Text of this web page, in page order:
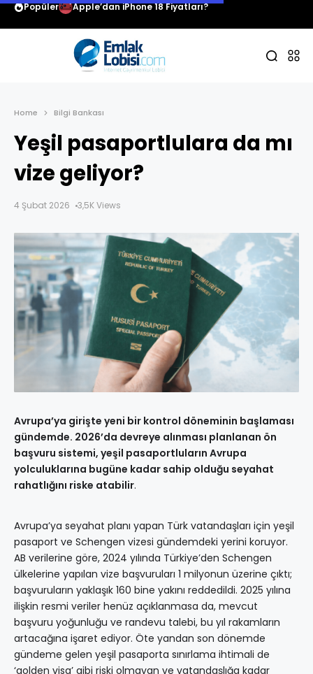
Popüler Apple’dan iPhone 18 Fiyatları?
Home Bilgi Bankası
Yeşil pasaportlulara da mı
vize geliyor?
4 Şubat 2026 3,5K Views
Avrupa’ya girişte yeni bir kontrol döneminin başlaması
gündemde. 2026’da devreye alınması planlanan ön
başvuru sistemi, yeşil pasaportluların Avrupa
yolculuklarına bugüne kadar sahip olduğu seyahat
rahatlığını riske atabilir.
Avrupa’ya seyahat planı yapan Türk vatandaşları için yeşil
pasaport ve Schengen vizesi gündemdeki yerini koruyor.
AB verilerine göre, 2024 yılında Türkiye’den Schengen
ülkelerine yapılan vize başvuruları 1 milyonun üzerine çıktı;
başvuruların yaklaşık 160 bine yakını reddedildi. 2025 yılına
ilişkin resmi veriler henüz açıklanmasa da, mevcut
başvuru yoğunluğu ve randevu talebi, bu yıl rakamların
artacağına işaret ediyor. Öte yandan son dönemde
gündeme gelen yeşil pasaporta sınırlama ihtimali de
‘golden visa’ gibi riski olmayan ve vatandaşlığa kadar